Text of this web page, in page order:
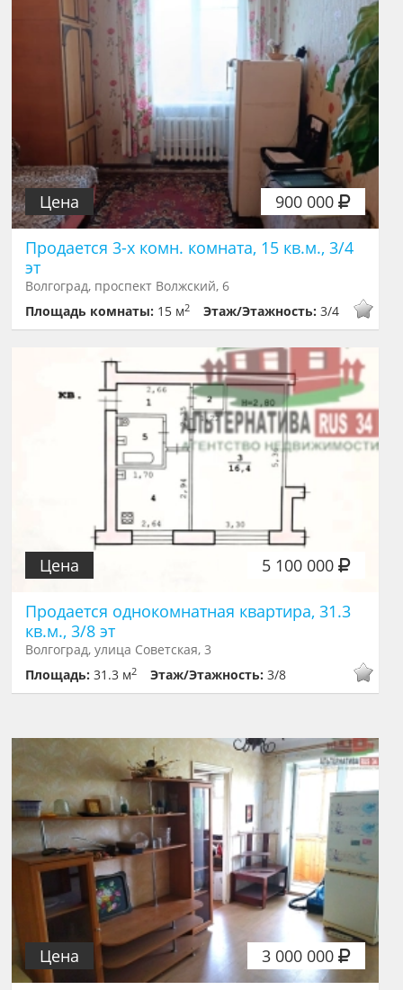
900 000
Цена
Продается 3-х комн. комната, 15 кв.м., 3/4
эт
Волгоград, проспект Волжский, 6
Площадь комнаты: 15 м2 Этаж/Этажность:3/4
5 100 000
Цена
Продается однокомнатная квартира, 31.3
кв.м., 3/8 эт
Волгоград, улица Советская, 3
Площадь:31.3 м2 Этаж/Этажность:3/8
3 000 000
Цена